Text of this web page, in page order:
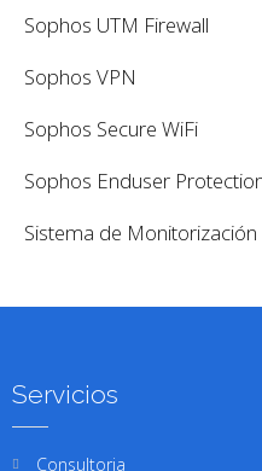
Sophos UTM Firewall
Sophos VPN
Sophos Secure WiFi
Sophos Enduser
Sistema de
Servicios
Consultoria